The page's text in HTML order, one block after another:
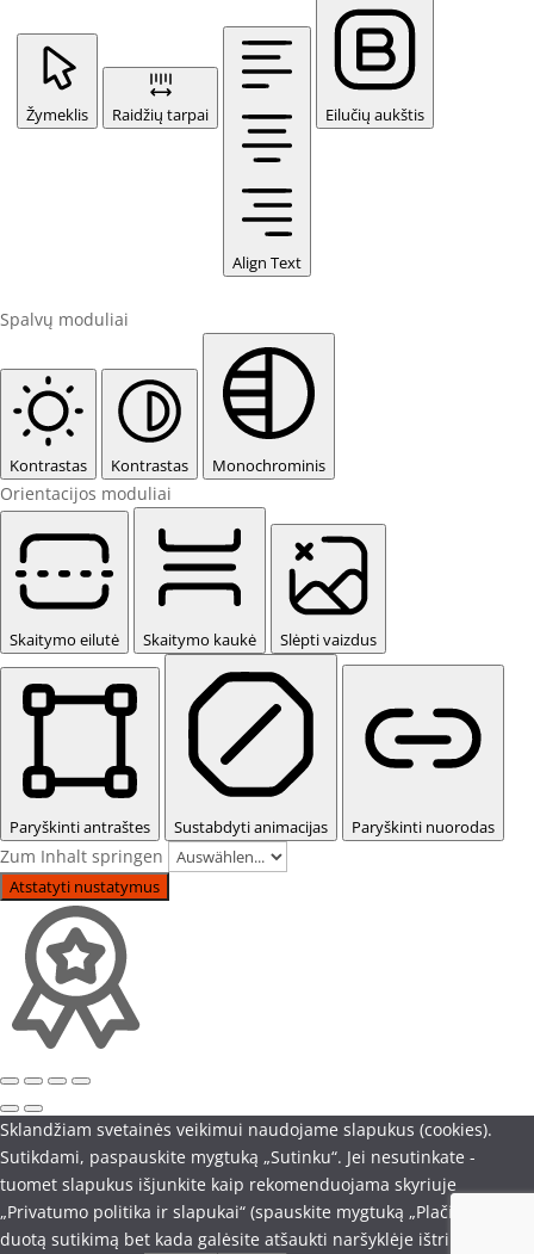
Žymeklis Raidžių tarpai
Align Text
Eilučių aukštis
Spalvų moduliai
Kontrastas Kontrastas Monochrominis
Orientacijos moduliai
Skaitymo eilutė Skaitymo kaukė Slėpti vaizdus
Paryškinti antraštes Sustabdyti animacijas Paryškinti nuorodas
Zum Inhalt springen
Atstatyti nustatymus
Sklandžiam svetainės veikimui naudojame slapukus (cookies).
Sutikdami, paspauskite mygtuką „Sutinku“. Jei nesutinkate -
tuomet slapukus išjunkite kaip rekomenduojama skyriuje
„Privatumo politika ir slapukai“ (spauskite mygtuką „Plačiau“). Savo
duotą sutikimą bet kada galėsite atšaukti naršyklėje ištrindami